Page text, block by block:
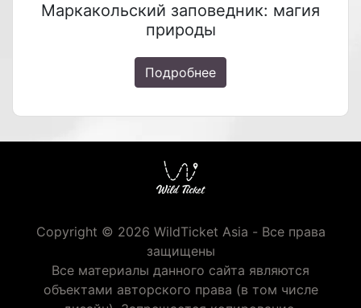
Маркакольский заповедник: магия
природы
Подробнее
Copyright © 2026 WildTicket Asia - Все права
защищены
Все материалы данного сайта являются
объектами авторского права (в том числе